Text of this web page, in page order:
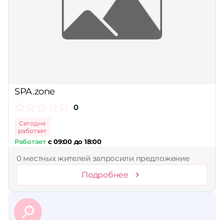
SPA.zone
0
Сегодня
работает
Работаетс 09:00 до 18:00
0 местных жителей запросили предложение
Подробнее